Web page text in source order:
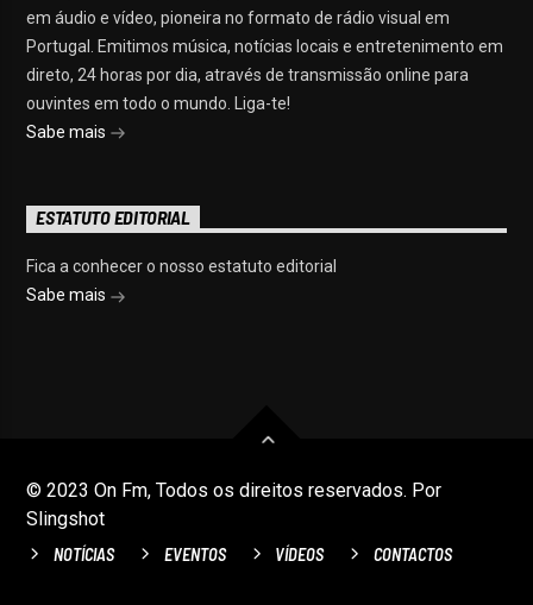
em áudio e vídeo, pioneira no formato de rádio visual em
Portugal. Emitimos música, notícias locais e entretenimento em
direto, 24 horas por dia, através de transmissão online para
ouvintes em todo o mundo. Liga-te!
Sabe mais
ESTATUTO EDITORIAL
Fica a conhecer o nosso estatuto editorial
Sabe mais
© 2023 On Fm, Todos os direitos reservados. Por
Slingshot
NOTÍCIAS EVENTOS VÍDEOS CONTACTOS